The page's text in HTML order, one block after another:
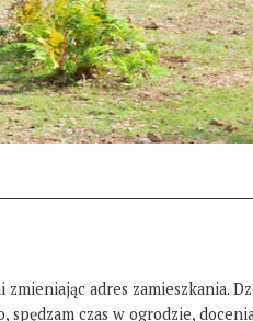
adres zamieszkania.
spędzam czas w ogrodzie,